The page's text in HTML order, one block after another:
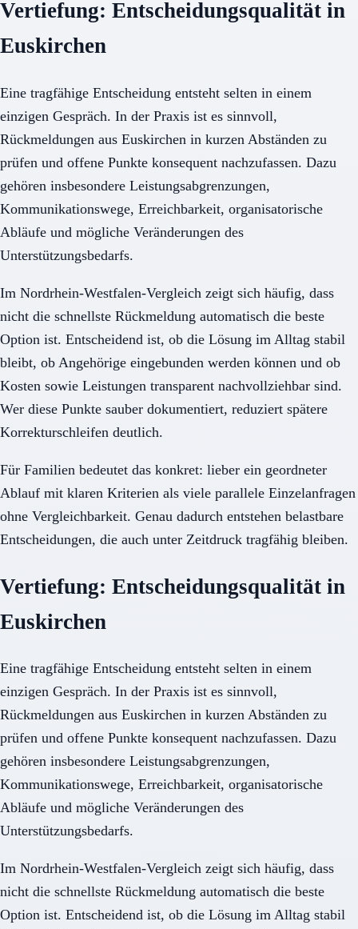
Vertiefung: Entscheidungsqualität in
Euskirchen
Eine tragfähige Entscheidung entsteht selten in einem
einzigen Gespräch. In der Praxis ist es sinnvoll,
Rückmeldungen aus Euskirchen in kurzen Abständen zu
prüfen und offene Punkte konsequent nachzufassen. Dazu
gehören insbesondere Leistungsabgrenzungen,
Kommunikationswege, Erreichbarkeit, organisatorische
Abläufe und mögliche Veränderungen des
Unterstützungsbedarfs.
Im Nordrhein-Westfalen-Vergleich zeigt sich häufig, dass
nicht die schnellste Rückmeldung automatisch die beste
Option ist. Entscheidend ist, ob die Lösung im Alltag stabil
bleibt, ob Angehörige eingebunden werden können und ob
Kosten sowie Leistungen transparent nachvollziehbar sind.
Wer diese Punkte sauber dokumentiert, reduziert spätere
Korrekturschleifen deutlich.
Für Familien bedeutet das konkret: lieber ein geordneter
Ablauf mit klaren Kriterien als viele parallele Einzelanfragen
ohne Vergleichbarkeit. Genau dadurch entstehen belastbare
Entscheidungen, die auch unter Zeitdruck tragfähig bleiben.
Vertiefung: Entscheidungsqualität in
Euskirchen
Eine tragfähige Entscheidung entsteht selten in einem
einzigen Gespräch. In der Praxis ist es sinnvoll,
Rückmeldungen aus Euskirchen in kurzen Abständen zu
prüfen und offene Punkte konsequent nachzufassen. Dazu
gehören insbesondere Leistungsabgrenzungen,
Kommunikationswege, Erreichbarkeit, organisatorische
Abläufe und mögliche Veränderungen des
Unterstützungsbedarfs.
Im Nordrhein-Westfalen-Vergleich zeigt sich häufig, dass
nicht die schnellste Rückmeldung automatisch die beste
Option ist. Entscheidend ist, ob die Lösung im Alltag stabil